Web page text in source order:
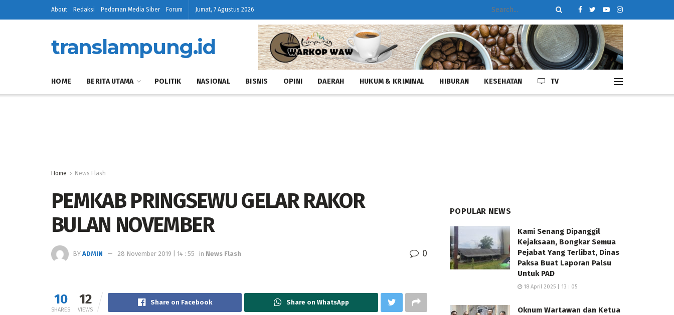
About Redaksi Pedoman Media Siber Forum Jumat, 7 Agustus 2026
translampung.id
HOME BERITA UTAMA POLITIK NASIONAL BISNIS OPINI DAERAH HUKUM & KRIMINAL HIBURAN KESEHATAN TV
Home News Flash
PEMKAB PRINGSEWU GELAR RAKOR
BULAN NOVEMBER
BY ADMIN 28 November 2019 | 14 : 55 in News Flash 0
10
SHARES
12
VIEWS
Share on Facebook Share on WhatsApp
POPULAR NEWS
Kami Senang Dipanggil
Kejaksaan, Bongkar Semua
Pejabat Yang Terlibat, Dinas
Paksa Buat Laporan Palsu
Untuk PAD
18 April 2025 | 13 : 05
Oknum Wartawan dan Ketua